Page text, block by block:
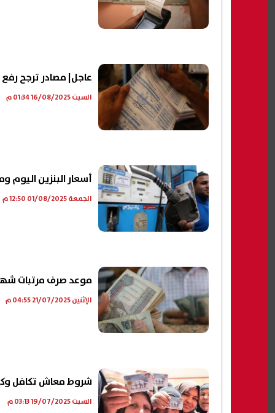
عاجل| مصادر ترجح رفع
السبت 16/08/2025 01:34 م
أسعار البنزين اليوم
الجمعة 01/08/2025 12:50 م
موعد صرف مرتبات شهر يوليو 2025.. الزيادة
الإثنين 21/07/2025 04:55 م
شروط معاش تكافل
السبت 19/07/2025 03:13 م